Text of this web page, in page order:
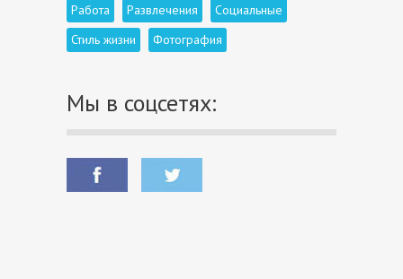
Работа
Развлечения
Социальные
Стиль жизни
Фотография
Мы в соцсетях: